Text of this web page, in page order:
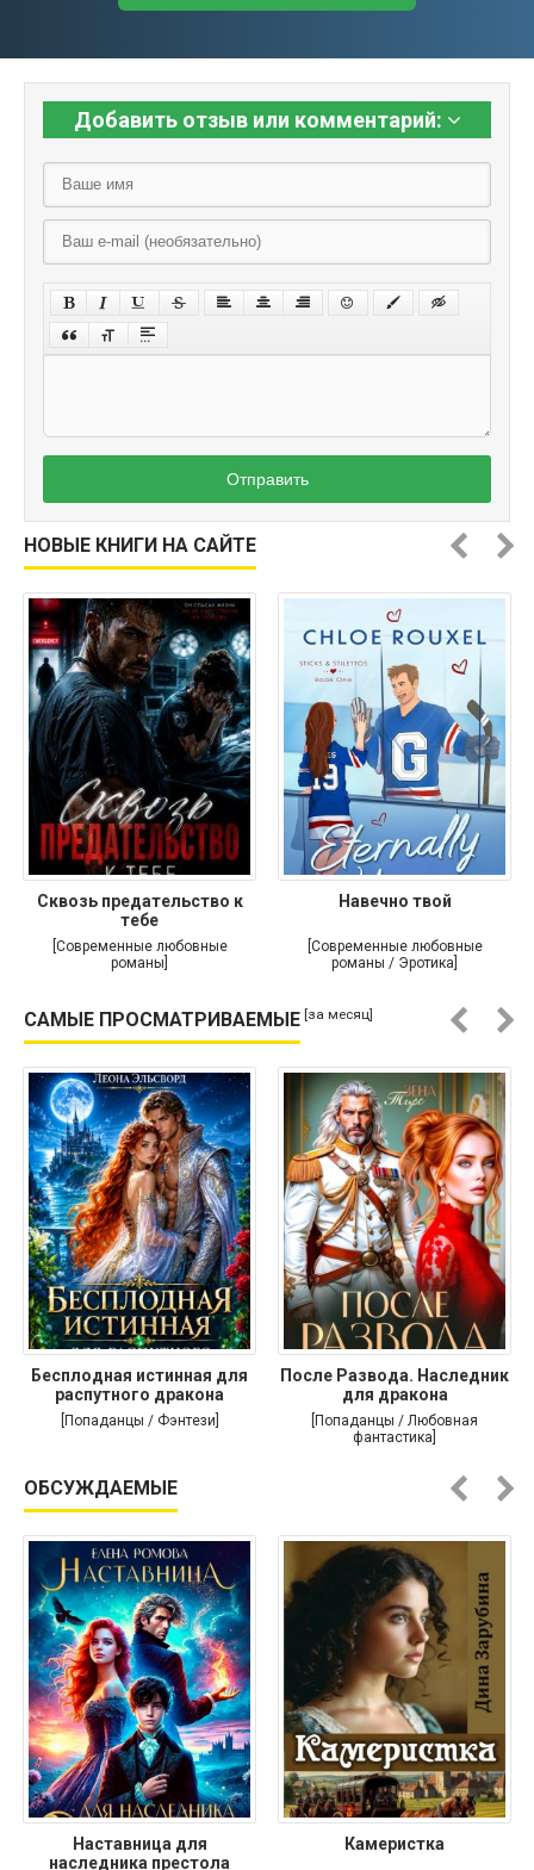
Добавить отзыв или комментарий:
Отправить
НОВЫЕ КНИГИ НА САЙТЕ
Сквозь предательство к
тебе
[Современные любовные
романы]
Навечно твой
[Современные любовные
романы / Эротика]
САМЫЕ ПРОСМАТРИВАЕМЫЕ [за месяц]
Бесплодная истинная для
распутного дракона
[Попаданцы / Фэнтези]
После Развода. Наследник
для дракона
[Попаданцы / Любовная
фантастика]
ОБСУЖДАЕМЫЕ
Наставница для
наследника престола
Камеристка